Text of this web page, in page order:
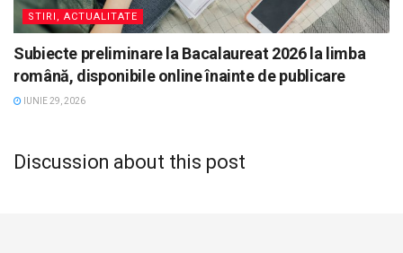
STIRI, ACTUALITATE
Subiecte preliminare la Bacalaureat 2026 la limba
română, disponibile online înainte de publicare
IUNIE 29, 2026
Discussion about this post